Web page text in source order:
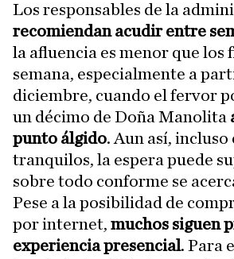
Los responsables de la
recomiendan acudir entre
la afluencia es menor que los
semana, especialmente a
diciembre, cuando el fervor
un décimo de Doña Manolita
punto álgido. Aun así, incluso
tranquilos, la espera puede
sobre todo conforme se
Pese a la posibilidad de
por internet, muchos siguen
experiencia presencial. Para